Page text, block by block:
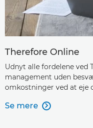
Therefore Online
Udnyt alle fordelene
management uden
omkostninger ved at eje
Se mere 